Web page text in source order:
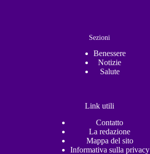
Sezioni
Benessere
Notizie
Salute
Link utili
Contatto
La redazione
Mappa del sito
Informativa sulla privacy